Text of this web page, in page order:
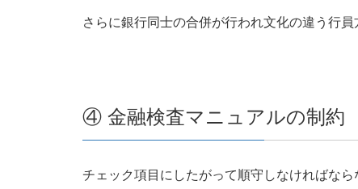
さらに銀行同士の合併が行われ文化の違う行
④ 金融検査マニュアルの制約
チェック項目にしたがって順守しなければな